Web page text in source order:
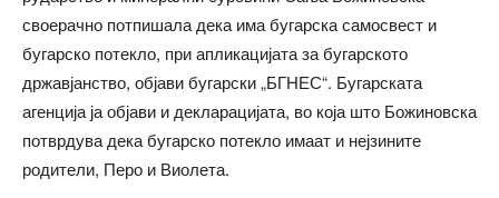
своерачно потпишала дека има бугарска самосвест и
бугарско потекло, при апликацијата за бугарското
државјанство, објави бугарски „БГНЕС“. Бугарската
агенција ја објави и декларацијата, во која што Божиновска
потврдува дека бугарско потекло имаат и нејзините
родители, Перо и Виолета.